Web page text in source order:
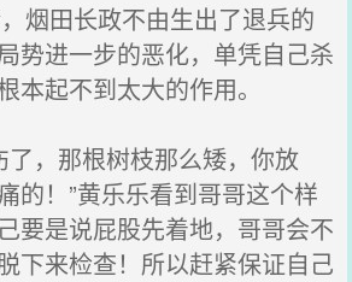
烟田长政不由生出了退兵的
势进一步的恶化，单凭自己杀
本起不到太大的作用。
，那根树枝那么矮，你放
的！”黄乐乐看到哥哥这个样
要是说屁股先着地，哥哥会不
下来检查！所以赶紧保证自己